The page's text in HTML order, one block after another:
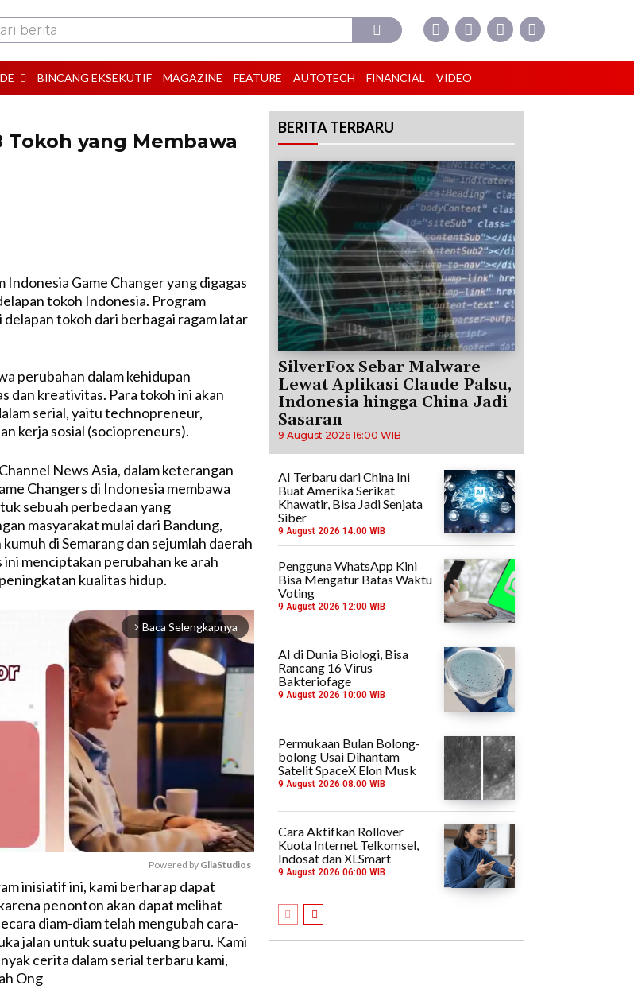
berita
BINCANG EKSEKUTIF MAGAZINE FEATURE AUTOTECH FINANCIAL VIDEO
yang Membawa
Indonesia Game Changer yang digagas
tokoh Indonesia. Program
tokoh dari berbagai ragam latar
perubahan dalam kehidupan
dan kreativitas. Para tokoh ini akan
serial, yaitu technopreneur,
kerja sosial (sociopreneurs).
News Asia, dalam keterangan
Changers di Indonesia membawa
sebuah perbedaan yang
masyarakat mulai dari Bandung,
di Semarang dan sejumlah daerah
menciptakan perubahan ke arah
kualitas hidup.
arrow_forward_ios Baca Selengkapnya
M
u
t
Powered by GliaStudios
inisiatif ini, kami berharap dapat
penonton akan dapat melihat
diam-diam telah mengubah cara-
jalan untuk suatu peluang baru. Kami
cerita dalam serial terbaru kami,
Ong
BERITA TERBARU
SilverFox Sebar Malware
Lewat Aplikasi Claude Palsu,
Indonesia hingga China Jadi
Sasaran
9 August 2026 16:00 WIB
AI Terbaru dari China Ini
Buat Amerika Serikat
Khawatir, Bisa Jadi Senjata
Siber
9 August 2026 14:00 WIB
Pengguna WhatsApp Kini
Bisa Mengatur Batas Waktu
Voting
9 August 2026 12:00 WIB
AI di Dunia Biologi, Bisa
Rancang 16 Virus
Bakteriofage
9 August 2026 10:00 WIB
Permukaan Bulan Bolong-
bolong Usai Dihantam
Satelit SpaceX Elon Musk
9 August 2026 08:00 WIB
Cara Aktifkan Rollover
Kuota Internet Telkomsel,
Indosat dan XLSmart
9 August 2026 06:00 WIB